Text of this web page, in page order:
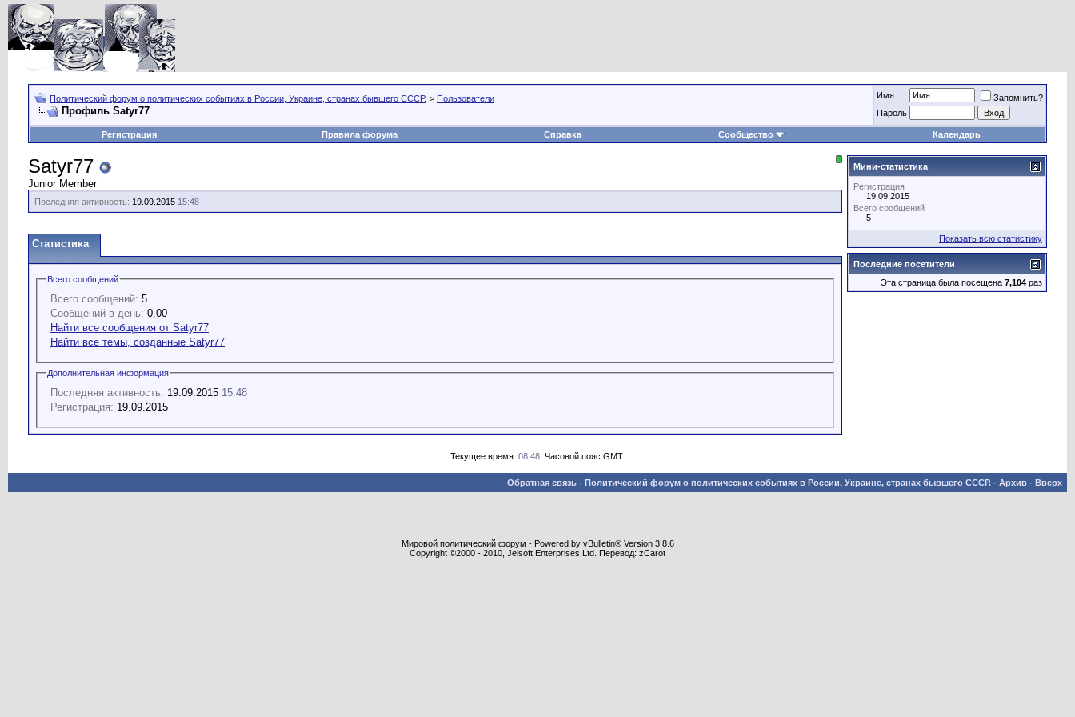
Политический форум о политических событиях в России, Украине, странах бывшего СССР. > Пользователи
Профиль Satyr77
Имя
Запомнить?
Пароль
Регистрация Правила форума Справка Сообщество Календарь
Satyr77
Junior Member
Последняя активность: 19.09.2015 15:48
Статистика
Всего сообщений
Всего сообщений: 5
Сообщений в день: 0.00
Найти все сообщения от Satyr77
Найти все темы, созданные Satyr77
Дополнительная информация
Последняя активность: 19.09.2015 15:48
Регистрация: 19.09.2015
Мини-статистика
Регистрация
19.09.2015
Всего сообщений
5
Показать всю статистику
Последние посетители
Эта страница была посещена 7,104 раз
Текущее время: 08:48 . Часовой пояс GMT.
Обратная связь - Политический форум о политических событиях в России, Украине, странах бывшего СССР. - Архив - Вверх
Мировой политический форум - Powered by vBulletin® Version 3.8.6
Copyright ©2000 - 2010, Jelsoft Enterprises Ltd. Перевод: zCarot